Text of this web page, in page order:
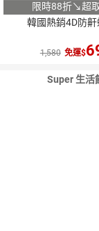
限時88折↘超
韓國熱銷4D防鼾
1,580 免運
Super 生活